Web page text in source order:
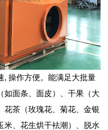
, 操作方便。能满足大批量
如面条、面皮）、干果（大
花茶（玫瑰花、菊花、金银
米、花生烘干袪潮）、脱水